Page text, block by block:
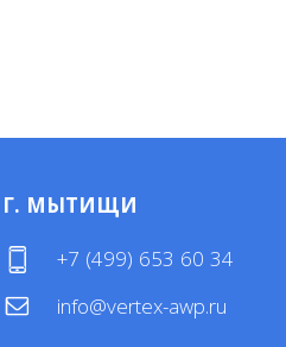
Г. МЫТИЩИ
+7 (499) 653 60 34
info@vertex-awp.ru